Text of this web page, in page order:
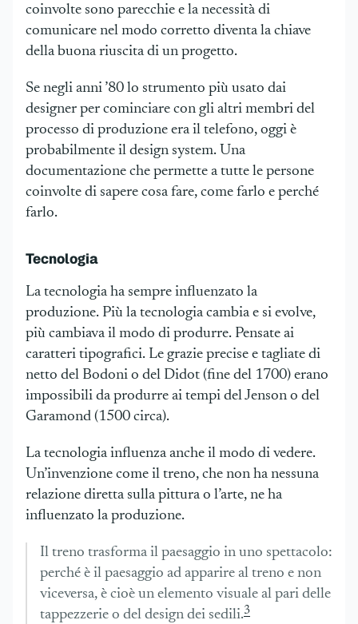
coinvolte sono parecchie e la necessità di
comunicare nel modo corretto diventa la chiave
della buona riuscita di un progetto.
Se negli anni ’80 lo strumento più usato dai
designer per cominciare con gli altri membri del
processo di produzione era il telefono, oggi è
probabilmente il design system. Una
documentazione che permette a tutte le persone
coinvolte di sapere cosa fare, come farlo e perché
farlo.
Tecnologia
La tecnologia ha sempre influenzato la
produzione. Più la tecnologia cambia e si evolve,
più cambiava il modo di produrre. Pensate ai
caratteri tipografici. Le grazie precise e tagliate di
netto del Bodoni o del Didot (fine del 1700) erano
impossibili da produrre ai tempi del Jenson o del
Garamond (1500 circa).
La tecnologia influenza anche il modo di vedere.
Un’invenzione come il treno, che non ha nessuna
relazione diretta sulla pittura o l’arte, ne ha
influenzato la produzione.
Il treno trasforma il paesaggio in uno spettacolo:
perché è il paesaggio ad apparire al treno e non
viceversa, è cioè un elemento visuale al pari delle
tappezzerie o del design dei sedili.3